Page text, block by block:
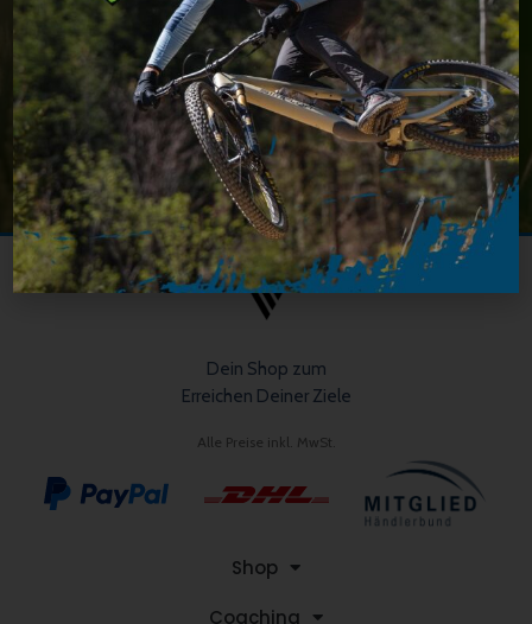
E-Mail:
info@racingskillz.de
RacingSkillz
Niederndorfer Hauptstraße 24
91074 Herzogenaurach
Dein Shop zum
Erreichen Deiner Ziele
Shop
Coaching
Alle Preise inkl. MwSt.